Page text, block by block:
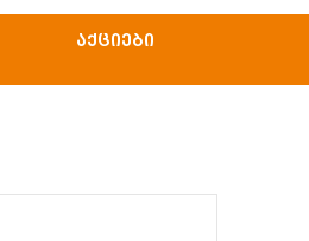
ᲐᲥᲪᲘᲔᲑᲘ